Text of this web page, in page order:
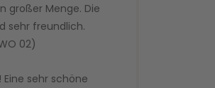
großer Menge. Die
sehr freundlich.
02)
Eine sehr schöne